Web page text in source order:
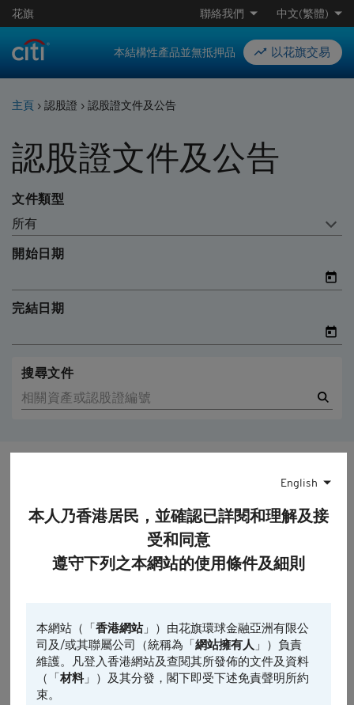
English
本人乃香港居民，並確認已詳閱和理解及接
受和同意
遵守下列之本網站的使用條件及細則
本網站（「香港網站」）由花旗環球金融亞洲有限公
司及/或其聯屬公司（統稱為「網站擁有人 」）負責
維護。凡登入香港網站及查閱其所發佈的文件及資料
（「材料」）及其分發，閣下即受下述免責聲明所約
束。
花旗 聯絡我們 中文(繁體)
本結構性產品並無抵押品 以花旗交易
主頁 › 認股證 › 認股證文件及公告
認股證文件及公告
文件類型
所有
開始日期
完結日期
搜尋文件
3464
2026-
08-06
認股證每日交易摘
要
2026-